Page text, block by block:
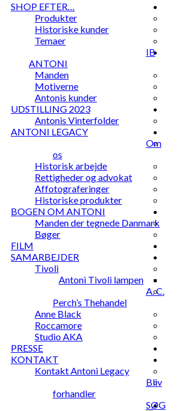
SHOP EFTER…
Produkter
Historiske kunder
Temaer
IB
ANTONI
Manden
Motiverne
Antonis kunder
UDSTILLING 2023
Antonis Vinterfolder
ANTONI LEGACY
Om
os
Historisk arbejde
Rettigheder og advokat
Affotograferinger
Historiske produkter
BOGEN OM ANTONI
Manden der tegnede Danmark
Bøger
FILM
SAMARBEJDER
Tivoli
Antoni Tivoli lampen
A. C.
Perch’s Thehandel
Anne Black
Roccamore
Studio AKA
PRESSE
KONTAKT
Kontakt Antoni Legacy
Bliv
forhandler
SØG